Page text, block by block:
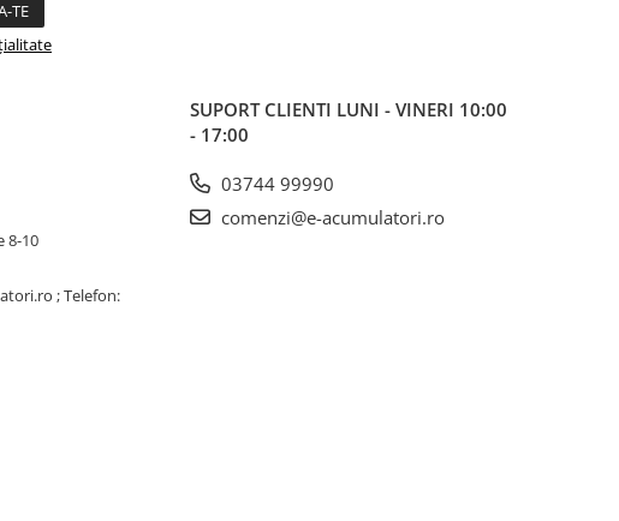
8-10
; Telefon:
SUPORT CLIENTI LUNI - VINERI 10:00
- 17:00
03744 99990
comenzi@e-acumulatori.ro